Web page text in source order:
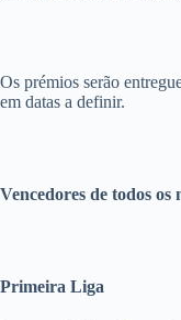
Os prémios serão
em datas a definir.
Vencedores de todos os
Primeira Liga